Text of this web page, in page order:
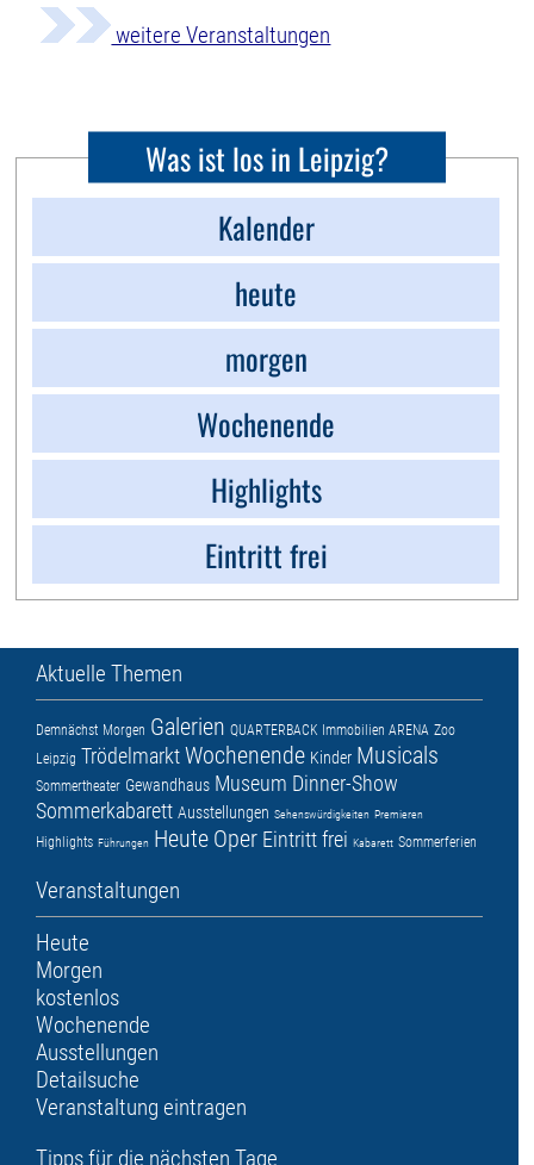
weitere Veranstaltungen
Was ist los in Leipzig?
Kalender
heute
morgen
Wochenende
Highlights
Eintritt frei
Aktuelle Themen
Demnächst Morgen Galerien QUARTERBACK Immobilien ARENA Zoo
Leipzig TrödelmarktWochenende Kinder Musicals
Sommertheater Gewandhaus Museum Dinner-Show
Sommerkabarett Ausstellungen Sehenswürdigkeiten Premieren
Highlights Führungen Heute Oper Eintritt frei Kabarett Sommerferien
Veranstaltungen
Heute
Morgen
kostenlos
Wochenende
Ausstellungen
Detailsuche
Veranstaltung eintragen
Tipps für die nächsten Tage